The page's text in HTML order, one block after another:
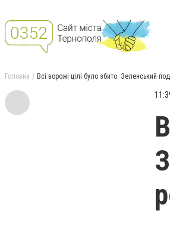
Головна Всі ворожі цілі було збито: Зеленський